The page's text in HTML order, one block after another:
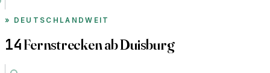
DEUTSCHLANDWEIT
14Fernstrecken ab Duisburg